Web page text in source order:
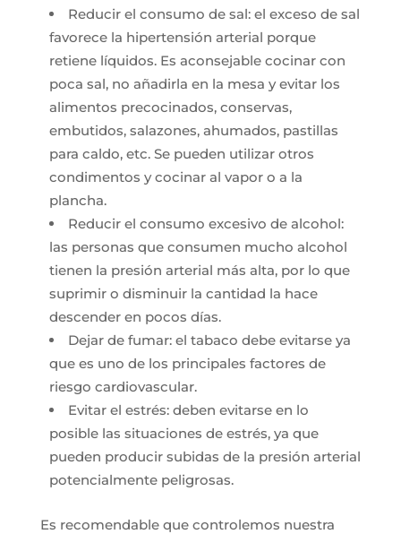
Reducir el consumo de sal: el exceso de sal
favorece la hipertensión arterial porque
retiene líquidos. Es aconsejable cocinar con
poca sal, no añadirla en la mesa y evitar los
alimentos precocinados, conservas,
embutidos, salazones, ahumados, pastillas
para caldo, etc. Se pueden utilizar otros
condimentos y cocinar al vapor o a la
plancha.
Reducir el consumo excesivo de alcohol:
las personas que consumen mucho alcohol
tienen la presión arterial más alta, por lo que
suprimir o disminuir la cantidad la hace
descender en pocos días.
Dejar de fumar: el tabaco debe evitarse ya
que es uno de los principales factores de
riesgo cardiovascular.
Evitar el estrés: deben evitarse en lo
posible las situaciones de estrés, ya que
pueden producir subidas de la presión arterial
potencialmente peligrosas.
Es recomendable que controlemos nuestra